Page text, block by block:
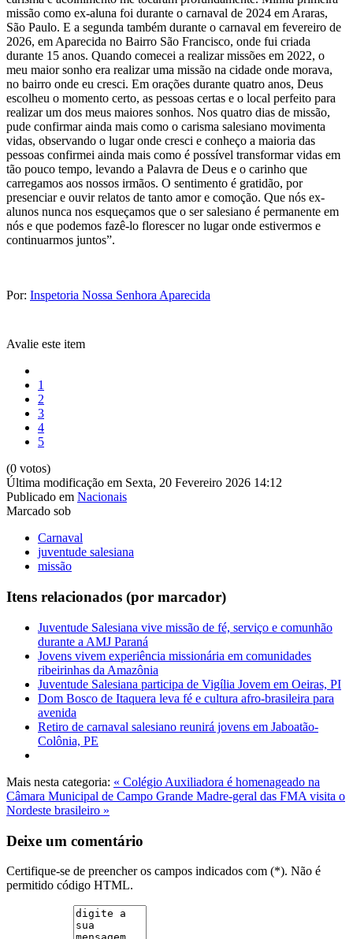
missão como ex-aluna foi durante o carnaval de 2024 em Araras,
São Paulo. E a segunda também durante o carnaval em fevereiro de
2026, em Aparecida no Bairro São Francisco, onde fui criada
durante 15 anos. Quando comecei a realizar missões em 2022, o
meu maior sonho era realizar uma missão na cidade onde morava,
no bairro onde eu cresci. Em orações durante quatro anos, Deus
escolheu o momento certo, as pessoas certas e o local perfeito para
realizar um dos meus maiores sonhos. Nos quatro dias de missão,
pude confirmar ainda mais como o carisma salesiano movimenta
vidas, observando o lugar onde cresci e conheço a maioria das
pessoas confirmei ainda mais como é possível transformar vidas em
tão pouco tempo, levando a Palavra de Deus e o carinho que
carregamos aos nossos irmãos. O sentimento é gratidão, por
presenciar e ouvir relatos de tanto amor e comoção. Que nós ex-
alunos nunca nos esqueçamos que o ser salesiano é permanente em
nós e que podemos fazê-lo florescer no lugar onde estivermos e
continuarmos juntos”.
Por: Inspetoria Nossa Senhora Aparecida
Avalie este item
1
2
3
4
5
(0 votos)
Última modificação em Sexta, 20 Fevereiro 2026 14:12
Publicado em Nacionais
Marcado sob
Carnaval
juventude salesiana
missão
Itens relacionados (por marcador)
Juventude Salesiana vive missão de fé, serviço e comunhão
durante a AMJ Paraná
Jovens vivem experiência missionária em comunidades
ribeirinhas da Amazônia
Juventude Salesiana participa de Vigília Jovem em Oeiras, PI
Dom Bosco de Itaquera leva fé e cultura afro-brasileira para
avenida
Retiro de carnaval salesiano reunirá jovens em Jaboatão-
Colônia, PE
Mais nesta categoria: « Colégio Auxiliadora é homenageado na
Câmara Municipal de Campo Grande Madre-geral das FMA visita o
Nordeste brasileiro »
Deixe um comentário
Certifique-se de preencher os campos indicados com (*). Não é
permitido código HTML.